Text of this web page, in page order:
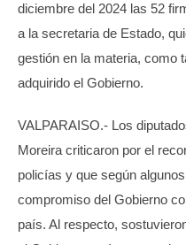
diciembre del 2024 las 52
a la secretaria de Estado,
gestión en la materia, como
adquirido el Gobierno.
VALPARAISO.- Los
Moreira criticaron por el
policías y que según
compromiso del Gobierno
país. Al respecto,